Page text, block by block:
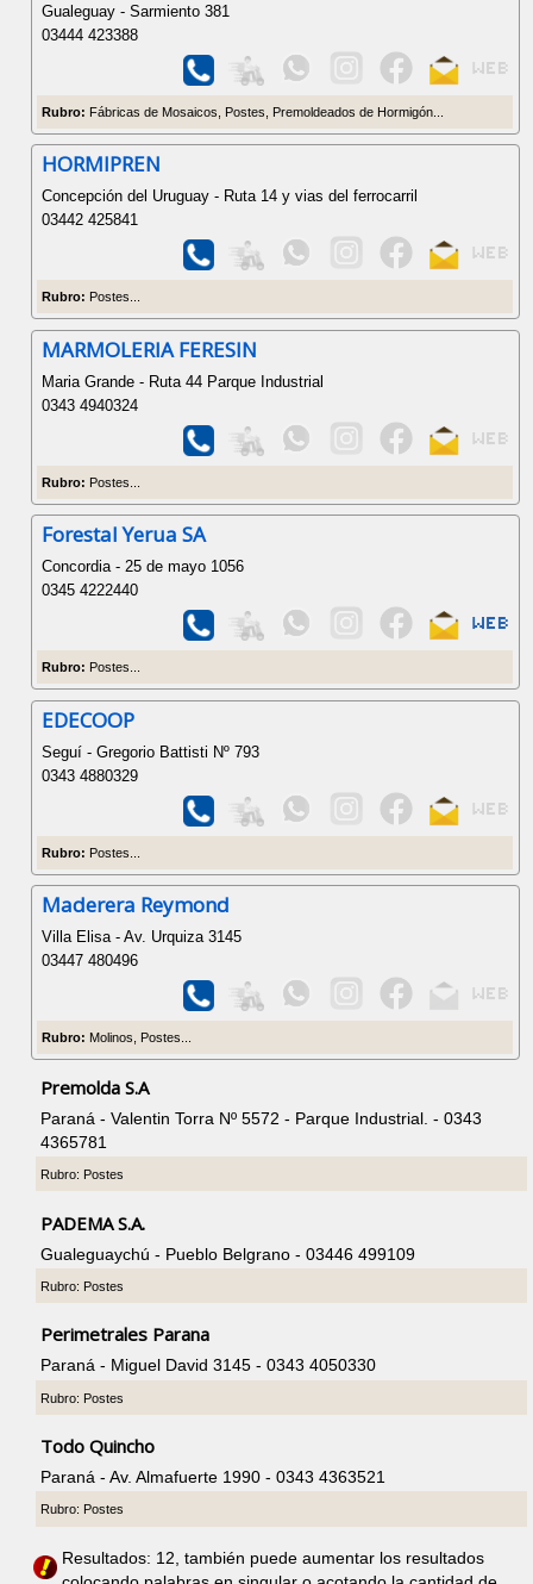
Gualeguay - Sarmiento 381
03444 423388
Rubro: Fábricas de Mosaicos, Postes, Premoldeados de Hormigón...
HORMIPREN
Concepción del Uruguay - Ruta 14 y vias del ferrocarril
03442 425841
Rubro: Postes...
MARMOLERIA FERESIN
Maria Grande - Ruta 44 Parque Industrial
0343 4940324
Rubro: Postes...
Forestal Yerua SA
Concordia - 25 de mayo 1056
0345 4222440
Rubro: Postes...
EDECOOP
Seguí - Gregorio Battisti Nº 793
0343 4880329
Rubro: Postes...
Maderera Reymond
Villa Elisa - Av. Urquiza 3145
03447 480496
Rubro: Molinos, Postes...
Premolda S.A
Paraná - Valentin Torra Nº 5572 - Parque Industrial. - 0343
4365781
Rubro: Postes
PADEMA S.A.
Gualeguaychú - Pueblo Belgrano - 03446 499109
Rubro: Postes
Perimetrales Parana
Paraná - Miguel David 3145 - 0343 4050330
Rubro: Postes
Todo Quincho
Paraná - Av. Almafuerte 1990 - 0343 4363521
Rubro: Postes
Resultados: 12, también puede aumentar los resultados